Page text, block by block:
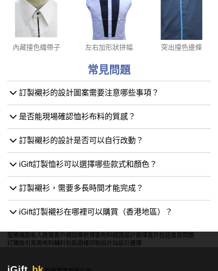
內藏撞色織帶子 左右加形狀拼幅 突出撞色邊條
常見問題
訂製襯衫的設計圖案需要注意哪些事項？
是否能現場確認恤衫布料的質感？
訂製襯衫的設計是否可以自行改動？
iGift訂製恤衫可以選擇哪些款式和顏色？
訂製襯衫，需要多長時間才能完成？
iGift訂製襯衫在哪裡可以購買（香港地區）？
服務條款私人政策客戶 網站導航博客布料總匯設計選擇客戶包括常見問題
訂購指引 常用布料輔料包裝 圖樣印制 設計站設計選擇